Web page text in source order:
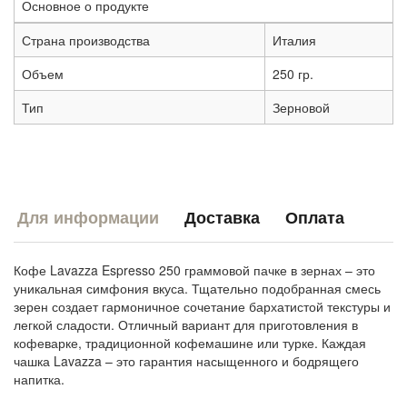
Основное о продукте
Страна производства
Италия
Объем
250 гр.
Тип
Зерновой
Для информации Доставка Оплата
Кофе Lavazza Espresso 250 граммовой пачке в зернах – это
уникальная симфония вкуса. Тщательно подобранная смесь
зерен создает гармоничное сочетание бархатистой текстуры и
легкой сладости. Отличный вариант для приготовления в
кофеварке, традиционной кофемашине или турке. Каждая
чашка Lavazza – это гарантия насыщенного и бодрящего
напитка.